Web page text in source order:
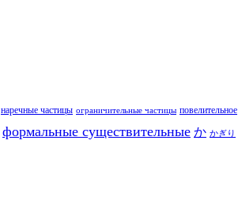
наречные частицы ограничительные частицы повелительное
формальные существительные か かぎり